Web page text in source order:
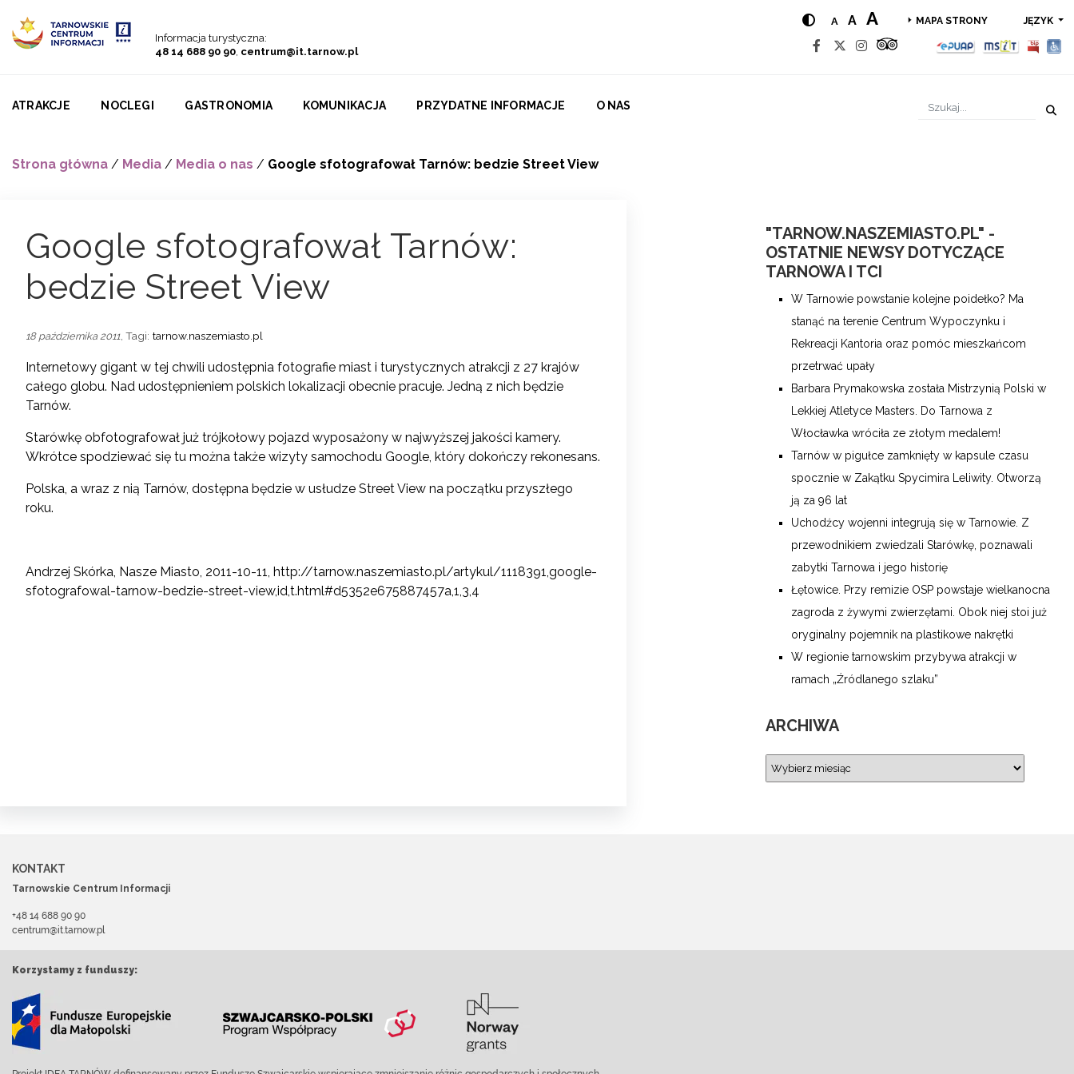
Informacja turystyczna:
48 14 688 90 90, centrum@it.tarnow.pl
A A A MAPA STRONY JĘZYK
ATRAKCJE NOCLEGI GASTRONOMIA KOMUNIKACJA PRZYDATNE INFORMACJE O NAS
Strona główna / Media / Media o nas / Google sfotografował Tarnów: bedzie Street View
Google sfotografował Tarnów:
bedzie Street View
18 października 2011 , Tagi: tarnow.naszemiasto.pl
Internetowy gigant w tej chwili udostępnia fotografie miast i turystycznych atrakcji z 27 krajów
całego globu. Nad udostępnieniem polskich lokalizacji obecnie pracuje. Jedną z nich będzie
Tarnów.
Starówkę obfotografował już trójkołowy pojazd wyposażony w najwyższej jakości kamery.
Wkrótce spodziewać się tu można także wizyty samochodu Google, który dokończy rekonesans.
Polska, a wraz z nią Tarnów, dostępna będzie w usłudze Street View na początku przyszłego
roku.
Andrzej Skórka, Nasze Miasto, 2011-10-11, http://tarnow.naszemiasto.pl/artykul/1118391,google-
sfotografowal-tarnow-bedzie-street-view,id,t.html#d5352e675887457a,1,3,4
"TARNOW.NASZEMIASTO.PL" -
OSTATNIE NEWSY DOTYCZĄCE
TARNOWA I TCI
W Tarnowie powstanie kolejne poidełko? Ma
stanąć na terenie Centrum Wypoczynku i
Rekreacji Kantoria oraz pomóc mieszkańcom
przetrwać upały
Barbara Prymakowska została Mistrzynią Polski w
Lekkiej Atletyce Masters. Do Tarnowa z
Włocławka wróciła ze złotym medalem!
Tarnów w pigułce zamknięty w kapsule czasu
spocznie w Zakątku Spycimira Leliwity. Otworzą
ją za 96 lat
Uchodźcy wojenni integrują się w Tarnowie. Z
przewodnikiem zwiedzali Starówkę, poznawali
zabytki Tarnowa i jego historię
Łętowice. Przy remizie OSP powstaje wielkanocna
zagroda z żywymi zwierzętami. Obok niej stoi już
oryginalny pojemnik na plastikowe nakrętki
W regionie tarnowskim przybywa atrakcji w
ramach „Źródlanego szlaku”
ARCHIWA
KONTAKT
Tarnowskie Centrum Informacji
+48 14 688 90 90
centrum@it.tarnow.pl
Korzystamy z funduszy: